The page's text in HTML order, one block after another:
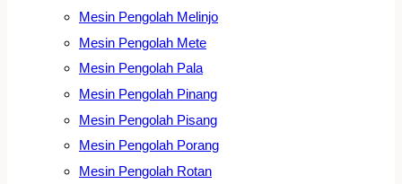
Mesin Pengolah Melinjo
Mesin Pengolah Mete
Mesin Pengolah Pala
Mesin Pengolah Pinang
Mesin Pengolah Pisang
Mesin Pengolah Porang
Mesin Pengolah Rotan